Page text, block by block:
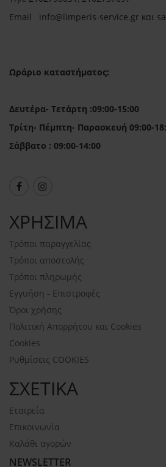
Email info@limperis-service.gr και
Ωράριο καταστήματος:
Δευτέρα- Τετάρτη :09:00-15:00
Τρίτη- Πέμπτη- Παρασκευή 09:00-
Σάββατο : 09:00-14:00
ΧΡΗΣΙΜΑ
Τρόποι παραγγελίας
Τρόποι αποστολής
Τρόποι πληρωμής
Εγγυήση - Επιστροφές
Όροι χρήσης
Πολιτική Απορρήτου και Cookies
Cookies
Ρυθμίσεις COOKIES
ΣΧΕΤΙΚΑ
Εταιρεία
Επικοινωνία
Καλάθι αγορών
NEWSLETTER